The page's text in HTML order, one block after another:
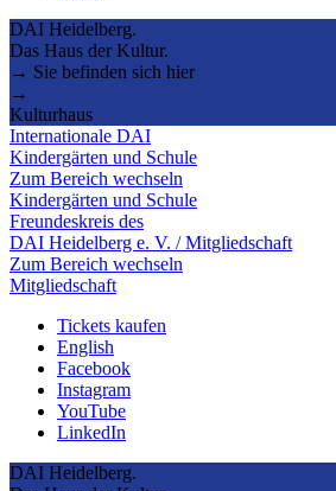
DAI Heidelberg.
Das Haus der Kultur.
→ Sie befinden sich hier
→
Kulturhaus
Internationale DAI
Kindergärten und Schule
Zum Bereich wechseln
Kindergärten und Schule
Freundeskreis des
DAI Heidelberg e. V. / Mitgliedschaft
Zum Bereich wechseln
Mitgliedschaft
Tickets kaufen
English
Facebook
Instagram
YouTube
LinkedIn
DAI Heidelberg.